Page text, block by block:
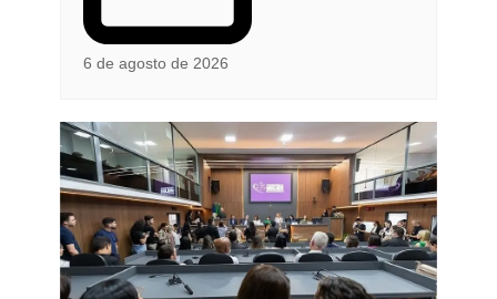
6 de agosto de 2026